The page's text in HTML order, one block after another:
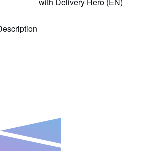
with Delivery Hero (EN)